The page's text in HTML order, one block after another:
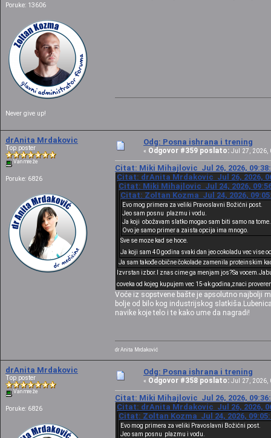
Poruke: 13606
Never give up!
drAnita Mrdakovic
Top poster
Van mreže
Poruke: 6826
Odg: Posna ishrana i trening
« Odgovor #359 poslato: Jul 27, 2026,
Citat: Miki Mihajlovic Jul 26, 2026,
Citat: drAnita Mrdakovic Jul 26, 2026,
Citat: Miki Mihajlovic Jul 24, 2026,
Citat: Zoltan Kozma Jul 24, 2026,
Evo mog primera za veliki Pravoslavni Božićni post.
Jeo sam posnu plazmu i vodu.
Ja koji obožavam slatko mogao sam biti samo na tome.
Ovo je samo primer a zaista opcija ima mnogo.
Sve se moze kad se hoce.
Ja koji sam 40 godina svaki dan jeo cokoladu vec vise
Ja sam takođe obične čokolade zamenila proteinskim
Izvrstan izbor.I znas cime ga menjam jos?Sa
coveka od kojeg kupujem vec 15-ak godina,znaci
Voće iz sopstvene bašte je apsolutno najbolji
bolje od bilo kog industrijskog
navike koje telo i te kako ume da nagradi!
dr Anita Mrdaković
drAnita Mrdakovic
Top poster
Van mreže
Poruke: 6826
Odg: Posna ishrana i trening
« Odgovor #358 poslato: Jul 27, 2026,
Citat: Miki Mihajlovic Jul 26, 2026,
Citat: drAnita Mrdakovic Jul 26, 2026,
Citat: Zoltan Kozma Jul 24, 2026,
Evo mog primera za veliki Pravoslavni Božićni post.
Jeo sam posnu plazmu i vodu.